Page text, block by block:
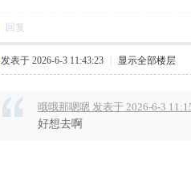
回复
发表于 2026-6-3 11:43:23 显示全部楼层
哦哦那嗯嗯 发表于 2026-6-3
好想去啊